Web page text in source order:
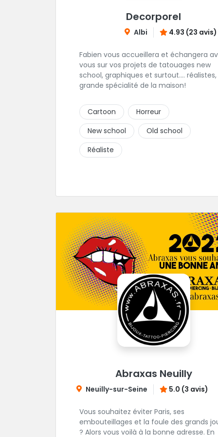
Decorporel
Albi 4.93 (23 avis)
Fabien vous accueillera et échangera
vous sur vos projets de tatouages new
school, graphiques et surtout....
grande spécialité de la maison!
Cartoon
Horreur
New school
Old school
Réaliste
Abraxas Neuilly
Neuilly-sur-Seine 5.0 (3 avis)
Vous souhaitez éviter Paris, ses
embouteillages et la foule des grands
? Alors vous voilà à la bonne adresse. En